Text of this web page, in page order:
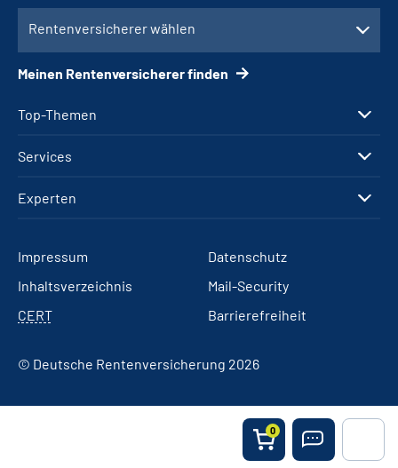
0
Top-Themen
Services
Experten
Rentenversicherer wählen
Meinen Rentenversicherer finden
Impressum
Datenschutz
Inhaltsverzeichnis
Mail-Security
CERT
Barrierefreiheit
© Deutsche Rentenversicherung 2026